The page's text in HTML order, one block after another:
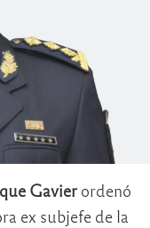
Gavier ordenó
ex subjefe de la